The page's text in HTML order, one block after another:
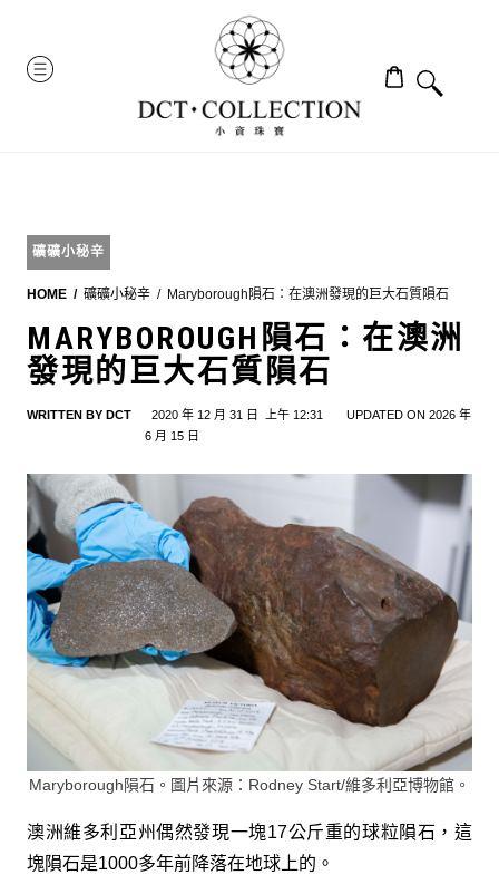
content
MENU
礦礦小秘辛
HOME 礦礦小秘辛 Maryborough隕石：在澳洲發現的巨大石質隕石
MARYBOROUGH隕石：在澳洲
發現的巨大石質隕石
WRITTEN BY DCT 2020 年 12 月 31 日 上午 12:31
UPDATED ON 2026 年
6 月 15 日
Maryborough隕石。圖片來源：Rodney Start/維多利亞博物館。
澳洲維多利亞州偶然發現一塊17公斤重的球粒隕石，這
塊隕石是1000多年前降落在地球上的。